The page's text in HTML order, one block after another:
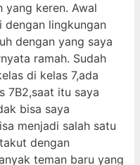
yang keren. Awal
dengan lingkungan
dengan yang saya
ramah. Sudah
di kelas 7,ada
7B2,saat itu saya
bisa saya
menjadi salah satu
dengan
teman baru yang